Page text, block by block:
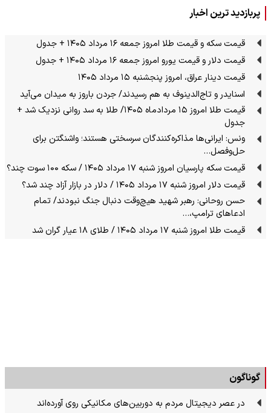
پربازدید ترین اخبار
قیمت سکه و قیمت طلا امروز جمعه ۱۶ مرداد ۱۴۰۵ + جدول
قیمت دلار و قیمت یورو امروز جمعه ۱۶ مرداد ۱۴۰۵ + جدول
قیمت دینار عراق، امروز پنجشنبه ۱۵ مرداد ۱۴۰۵
اسنایدر و تاج‌الدینوف به هم رسیدند/ جردن باروز به میدان می‌آید
قیمت طلا امروز ۱۵ مردادماه ۱۴۰۵/ طلا به سد روانی نزدیک شد +
جدول
ونس: ایرانی‌ها مذاکره‌کنندگان سرسختی هستند؛ واشنگتن برای
حل‌وفصل…
قیمت سکه پارسیان امروز شنبه ۱۷ مرداد ۱۴۰۵ / سکه ۱۰۰ سوت چند؟
قیمت دلار امروز شنبه ۱۷ مرداد ۱۴۰۵ / دلار در بازار آزاد چند شد؟
حسن روحانی: رهبر شهید هیچ‌وقت دنبال جنگ نبودند/ تمام
ادعاهای ترامپ،…
قیمت طلا امروز شنبه ۱۷ مرداد ۱۴۰۵ / طلای ۱۸ عیار گران شد
گوناگون
در عصر دیجیتال مردم به دوربین‌های مکانیکی روی آورده‌اند